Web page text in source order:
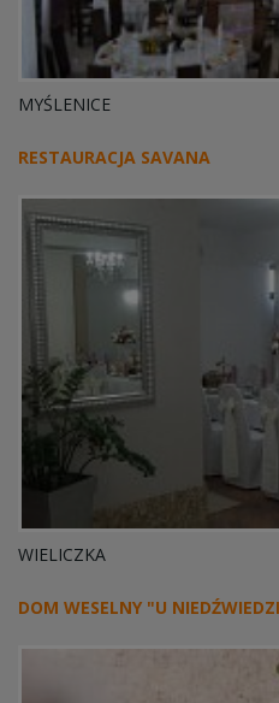
MYŚLENICE
RESTAURACJA SAVANA
WIELICZKA
DOM WESELNY "U